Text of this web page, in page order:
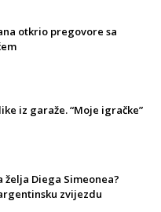
otkrio pregovore sa
iz garaže. “Moje igračke”
želja Diega Simeonea?
zvijezdu